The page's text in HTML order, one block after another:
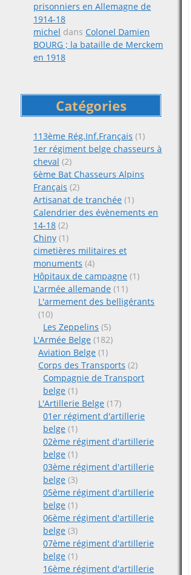
prisonniers en Allemagne de
1914-18
michel dans Colonel Damien
BOURG ; la bataille de Merckem
en 1918
Catégories
113ème Rég.Inf.Français (1)
1er régiment belge chasseurs à
cheval (2)
6ème Bat Chasseurs Alpins
Français (2)
Artisanat de tranchée (1)
Calendrier des évènements en
14-18 (2)
Chiny (1)
cimetières militaires et
monuments (4)
Hôpitaux de campagne (1)
L'armée allemande (11)
L'armement des belligérants
(10)
Les Zeppelins (5)
L'Armée Belge (182)
Aviation Belge (1)
Corps des Transports (2)
Compagnie de Transport
belge (1)
L'Artillerie Belge (17)
01er régiment d'artillerie
belge (1)
02ème régiment d'artillerie
belge (1)
03ème régiment d'artillerie
belge (3)
05ème régiment d'artillerie
belge (1)
06ème régiment d'artillerie
belge (3)
07ème régiment d'artillerie
belge (1)
16ème régiment d'artillerie